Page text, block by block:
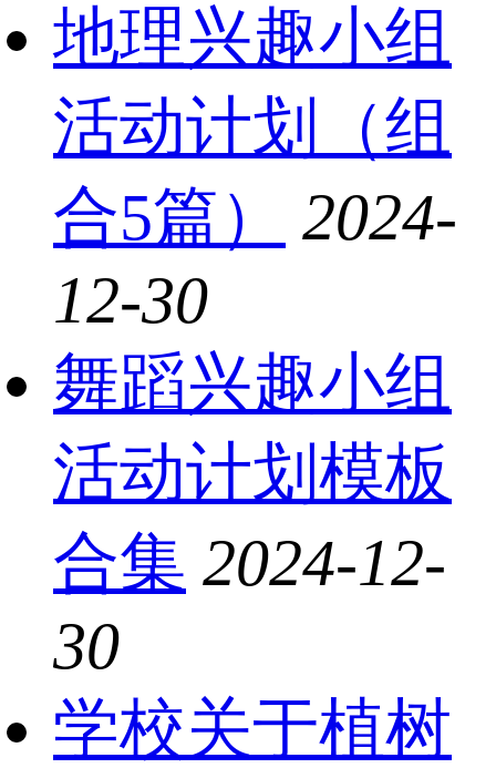
地理兴趣小组
活动计划（组
合5篇）
2024-
12-30
舞蹈兴趣小组
活动计划模板
合集 2024-12-
30
学校关于植树